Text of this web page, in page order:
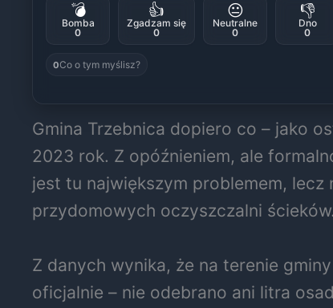
💣
Bomba
0
👍
Zgadzam się
0
😐
Neutralne
0
👎
Dno
0
0Co o tym myślisz?
Gmina Trzebnica dopiero co – jako
2023 rok. Z opóźnieniem, ale
jest tu największym problemem, lecz
przydomowych oczyszczalni
Z danych wynika, że na terenie
oficjalnie – nie odebrano ani litra